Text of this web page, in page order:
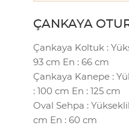
ÇANKAYA
Çankaya Koltuk :
93 cm En : 66 cm
Çankaya Kanepe :
: 100 cm En : 125 cm
Oval Sehpa :
cm En : 60 cm